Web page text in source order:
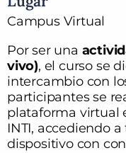
Campus Virtual
Por ser una
vivo), el curso se
intercambio con
participantes se
plataforma virtual
INTI, accediendo
dispositivo con